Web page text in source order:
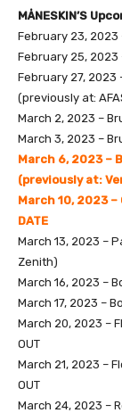
MÅNESKIN’S
February 23, 2023
February 25, 2023
February 27, 2023
(previously at:
March 2, 2023 –
March 3, 2023 –
March 6, 2023 –
(previously at:
March 10, 2023 –
DATE
March 13, 2023 –
Zenith)
March 16, 2023 –
March 17, 2023 –
March 20, 2023 –
OUT
March 21, 2023 –
OUT
March 24, 2023 –